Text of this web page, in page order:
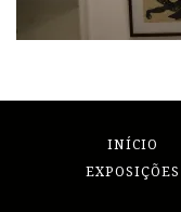
INÍCIO
EXPOSIÇÕES